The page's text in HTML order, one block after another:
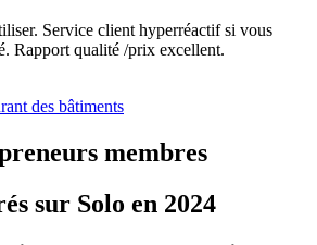
Service client hyperréactif si vous
Rapport qualité /prix excellent.
des bâtiments
membres
sur Solo en 2024